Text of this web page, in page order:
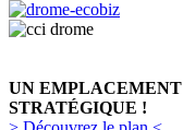
UN EMPLACEMENT
STRATÉGIQUE !